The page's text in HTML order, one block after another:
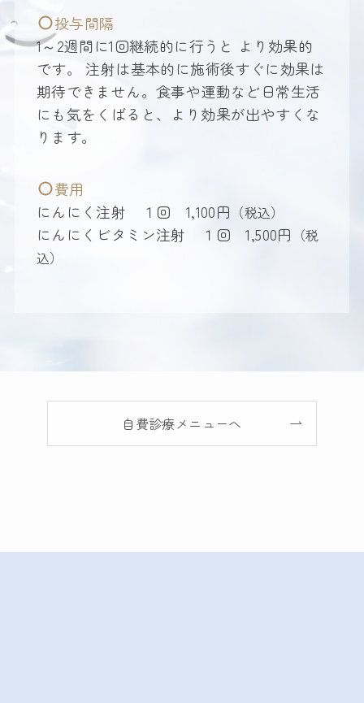
投与間隔
1～2週間に1回継続的に行うと より効果的
です。 注射は基本的に施術後すぐに効果は
期待できません。食事や運動など日常生活
にも気をくばると、より効果が出やすくな
ります。
費用
にんにく注射 １回 1,100円 （税込）
にんにくビタミン注射 １回 1,500円 （税
込）
自費診療メニューへ